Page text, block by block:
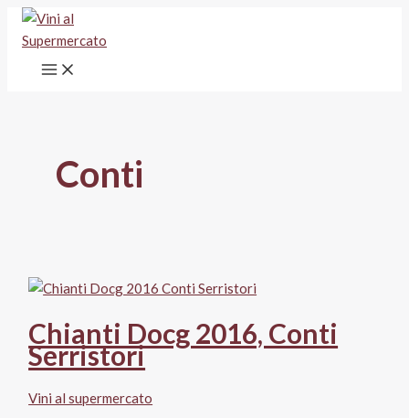
Vai
contenuto
Conti
Chianti Docg 2016, Conti
Serristori
Vini al supermercato